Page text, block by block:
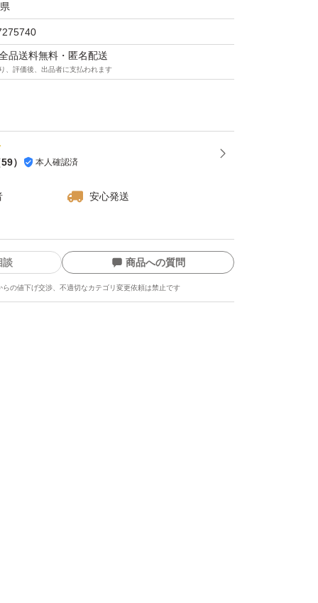
品送料無料・匿名配送
、評価後、出品者に支払われます
59） 本人確認済
安心発送
談 商品への質問
らの値下げ交渉、不適切なカテゴリ変更依頼は禁止です